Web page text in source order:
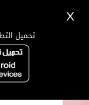
X
تحميل